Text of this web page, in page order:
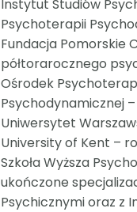
Instytut Studiów
Psychoterapii
Fundacja Pomorskie
półtorarocznego
Ośrodek
Psychodynamicznej
Uniwersytet
University of Kent –
Szkoła Wyższa
ukończone
Psychicznymi oraz z